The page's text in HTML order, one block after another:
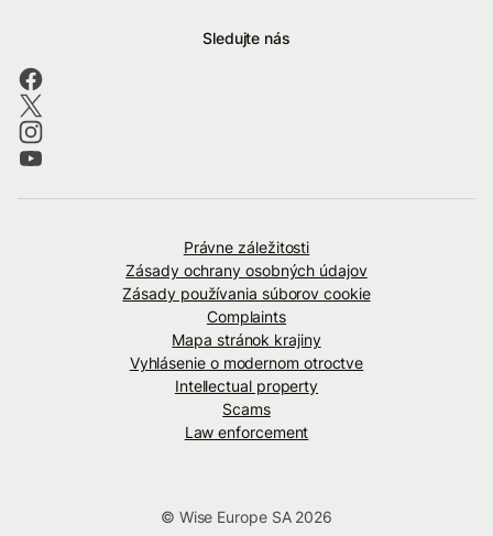
Sledujte nás
Právne záležitosti
Zásady ochrany osobných údajov
Zásady používania súborov cookie
Complaints
Mapa stránok krajiny
Vyhlásenie o modernom otroctve
Intellectual property
Scams
Law enforcement
© Wise Europe SA 2026